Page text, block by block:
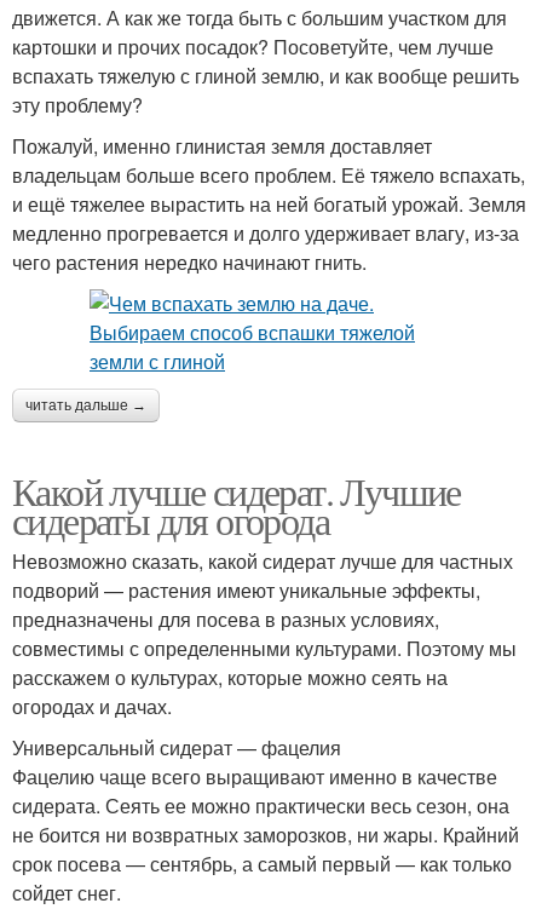
движется. А как же тогда быть с большим участком для
картошки и прочих посадок? Посоветуйте, чем лучше
вспахать тяжелую с глиной землю, и как вообще решить
эту проблему?
Пожалуй, именно глинистая земля доставляет
владельцам больше всего проблем. Её тяжело вспахать,
и ещё тяжелее вырастить на ней богатый урожай. Земля
медленно прогревается и долго удерживает влагу, из-за
чего растения нередко начинают гнить.
читать дальше →
Какой лучше сидерат. Лучшие
сидераты для огорода
Невозможно сказать, какой сидерат лучше для частных
подворий — растения имеют уникальные эффекты,
предназначены для посева в разных условиях,
совместимы с определенными культурами. Поэтому мы
расскажем о культурах, которые можно сеять на
огородах и дачах.
Универсальный сидерат — фацелия
Фацелию чаще всего выращивают именно в качестве
сидерата. Сеять ее можно практически весь сезон, она
не боится ни возвратных заморозков, ни жары. Крайний
срок посева — сентябрь, а самый первый — как только
сойдет снег.